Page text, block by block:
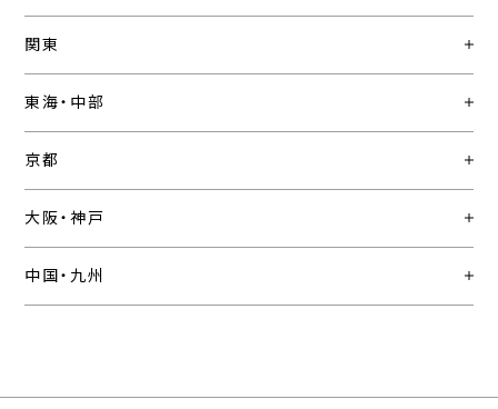
関東
東海・中部
京都
大阪・神戸
中国・九州